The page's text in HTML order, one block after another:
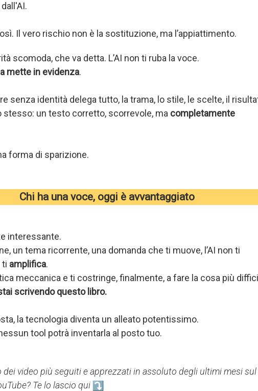
Il vero rischio non è la sostituzione, ma l’appiattimento.
scomoda, che va detta. L’AI non ti ruba la voce.
la mette in evidenza.
senza identità delega tutto, la trama, lo stile, le scelte, il
stesso: un testo corretto, scorrevole, ma completamente
forma di sparizione.
Chi ha una voce, oggi è avvantaggiato
interessante.
un tema ricorrente, una domanda che ti muove, l’AI non ti
ti amplifica.
meccanica e ti costringe, finalmente, a fare la cosa più
scrivendo questo libro.
la tecnologia diventa un alleato potentissimo.
tool potrà inventarla al posto tuo.
dei video più seguiti e apprezzati in assoluto degli ultimi mesi sul
Te lo lascio qui